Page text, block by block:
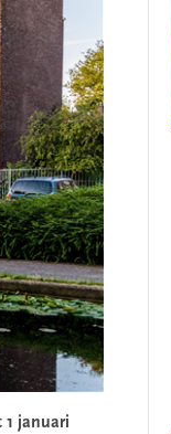
1 januari